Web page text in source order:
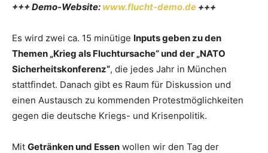
+++ Demo-Website: www.flucht-demo.de +++
Es wird zwei ca. 15 minütige Inputs geben zu den
Themen „Krieg als Fluchtursache“ und der „NATO
Sicherheitskonferenz“, die jedes Jahr in München
stattfindet. Danach gibt es Raum für Diskussion und
einen Austausch zu kommenden Protestmöglichkeiten
gegen die deutsche Kriegs- und Krisenpolitik.
Mit Getränken und Essen wollen wir den Tag der